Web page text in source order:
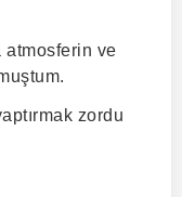
atmosferin ve
zordu